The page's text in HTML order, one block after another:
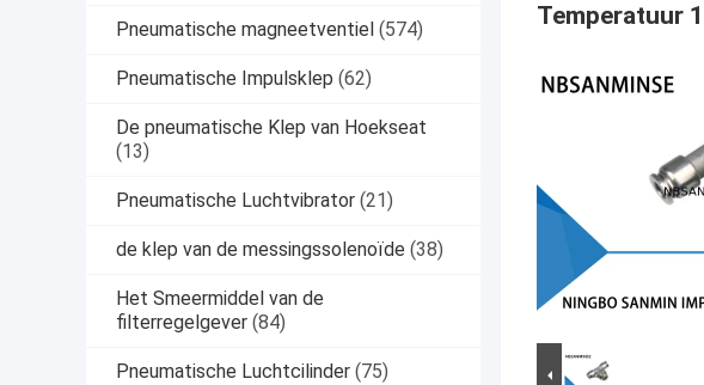
Pneumatische magneetventiel (574)
Pneumatische Impulsklep (62)
De pneumatische Klep van Hoekseat
(13)
Pneumatische Luchtvibrator (21)
de klep van de messingssolenoïde (38)
Het Smeermiddel van de
filterregelgever (84)
Pneumatische Luchtcilinder (75)
Temperatuur